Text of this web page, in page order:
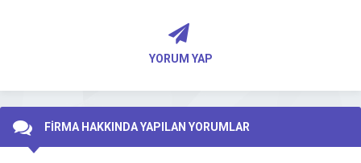
YORUM YAP
FİRMA HAKKINDA YAPILAN YORUMLAR